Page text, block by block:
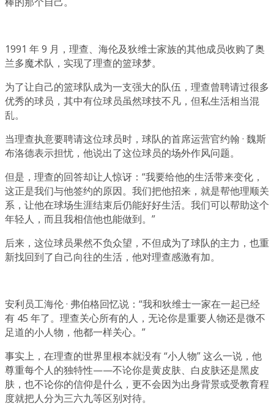
1991 年 9 月，理查、海伦及狄维士家族的其他成员收购了奥
兰多魔术队，实现了理查的篮球梦。
为了让自己的篮球队成为一支强大的队伍，理查曾聘请过很多
优秀的球员，其中有位球员虽然球技不凡，但私生活相当混
乱。
当理查执意要聘请这位球员时，球队的首席运营官约翰 · 魏斯
布洛德表示担忧，他说出了这位球员的场外作风问题。
但是，理查的回答却让人惊讶：“我要给他的生活带来变化，
这正是我们与他签约的原因。我们把他招来，就是帮他理顺关
系，让他在球场生涯结束后仍能好好生活。我们可以帮助这个
年轻人，而且我相信他也能做到。”
后来，这位球员果然不负众望，不但成为了球队的主力，也重
新找回到了自己向往的生活，他对理查感激有加。
安利员工海伦 · 弗伯格回忆说：“我和狄维士一家在一起已经
有 45 年了。理查关心所有的人，无论你是重要人物还是微不
足道的小人物，他都一样关心。”
事实上，在理查的世界里根本就没有 “小人物” 这么一说，他
尊重每个人的独特性——不论你是黄皮肤、白皮肤还是黑皮
肤，也不论你的信仰是什么，更不会因为出身背景或受教育程
度就把人分为三六九等区别对待。